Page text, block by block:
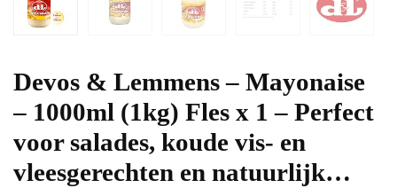
Devos & Lemmens – Mayonaise
– 1000ml (1kg) Fles x 1 – Perfect
voor salades, koude vis- en
vleesgerechten en natuurlijk…